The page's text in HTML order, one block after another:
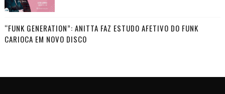
“FUNK GENERATION”: ANITTA FAZ ESTUDO AFETIVO DO FUNK
CARIOCA EM NOVO DISCO